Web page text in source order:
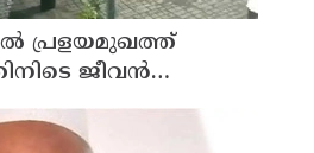
പ്രളയമുഖത്ത്
ജീവൻ
ഭൗതിക
കാണിച്ചതായി